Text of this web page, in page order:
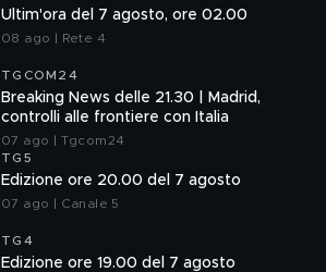
Ultim'ora del 7 agosto, ore 02.00
08 ago | Rete 4
TGCOM24
Breaking News delle 21.30 | Madrid,
controlli alle frontiere con Italia
07 ago | Tgcom24
TG5
Edizione ore 20.00 del 7 agosto
07 ago | Canale 5
TG4
Edizione ore 19.00 del 7 agosto